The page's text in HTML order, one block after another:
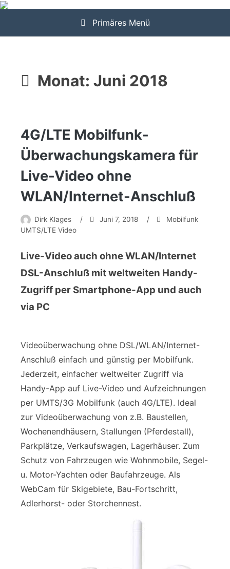
Zum
Primäres Menü
Monat: Juni 2018
4G/LTE Mobilfunk-
Überwachungskamera für
Live-Video ohne
WLAN/Internet-Anschluß
Dirk Klages / Juni 7, 2018 /
Mobilfunk
UMTS/LTE Video
Live-Video auch ohne WLAN/Internet
DSL-Anschluß mit weltweiten Handy-
Zugriff per Smartphone-App und auch
via PC
Videoüberwachung ohne DSL/WLAN/Internet-
Anschluß einfach und günstig per Mobilfunk.
Jederzeit, einfacher weltweiter Zugriff via
Handy-App auf Live-Video und Aufzeichnungen
per UMTS/3G Mobilfunk (auch 4G/LTE). Ideal
zur Videoüberwachung von z.B. Baustellen,
Wochenendhäusern, Stallungen (Pferdestall),
Parkplätze, Verkaufswagen, Lagerhäuser. Zum
Schutz von Fahrzeugen wie Wohnmobile, Segel-
u. Motor-Yachten oder Baufahrzeuge. Als
WebCam für Skigebiete, Bau-Fortschritt,
Adlerhorst- oder Storchennest.